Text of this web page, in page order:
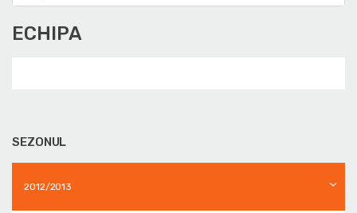
ECHIPA
SEZONUL
2012/2013